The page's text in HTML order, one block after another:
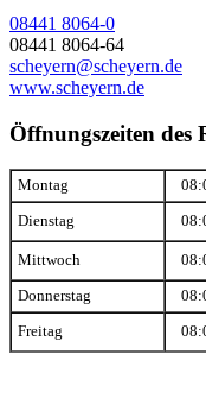
08441 8064-0
08441 8064-64
scheyern@scheyern.de
www.scheyern.de
Öffnungszeiten des
Montag
Dienstag
Mittwoch
Donnerstag
Freitag